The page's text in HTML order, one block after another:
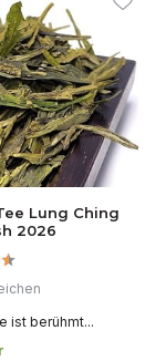
Lung Ching
2026
ist berühmt...